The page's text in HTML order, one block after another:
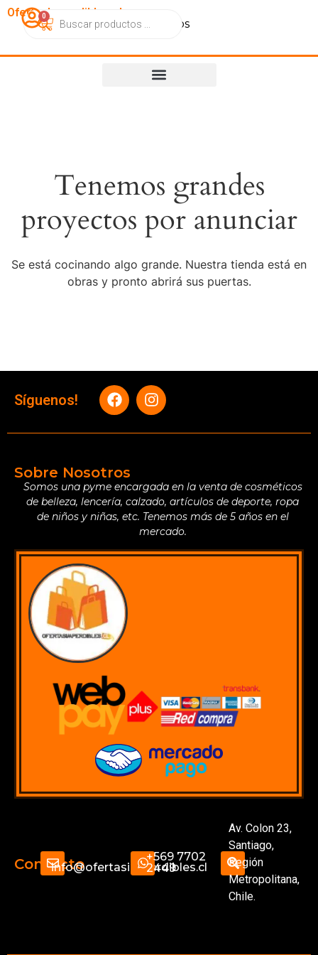
OfertasImperdibles.cl
CatálogoContactoNosotros
0
Tenemos grandes
proyectos por anunciar
Se está cocinando algo grande. Nuestra tienda está en
obras y pronto abrirá sus puertas.
Síguenos!
Sobre Nosotros
Somos una pyme encargada en la venta de cosméticos
de belleza, lencería, calzado, artículos de deporte, ropa
de niños y niñas, etc. Tenemos más de 5 años en el
mercado.
Contactoinfo@ofertasimperdibles.cl
+569 7702
2449
Av. Colon 23,
Santiago,
Región
Metropolitana,
Chile.